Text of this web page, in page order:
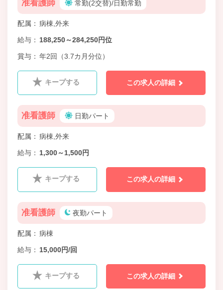
准看護師 常勤(2交替)/日勤常勤
配属 病棟,外来
給与 188,250～284,250円位
賞与 年2回（3.7カ月分位）
キープする この求人の詳細
准看護師 日勤パート
配属 病棟,外来
給与 1,300～1,500円
キープする この求人の詳細
准看護師 夜勤パート
配属 病棟
給与 15,000円/回
キープする この求人の詳細